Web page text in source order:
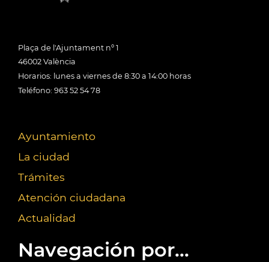
Plaça de l'Ajuntament nº 1
46002 València
Horarios: lunes a viernes de 8:30 a 14:00 horas
Teléfono: 963 52 54 78
Ayuntamiento
La ciudad
Trámites
Atención ciudadana
Actualidad
Navegación por...